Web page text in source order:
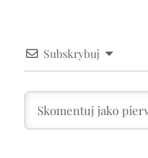
Subskrybuj